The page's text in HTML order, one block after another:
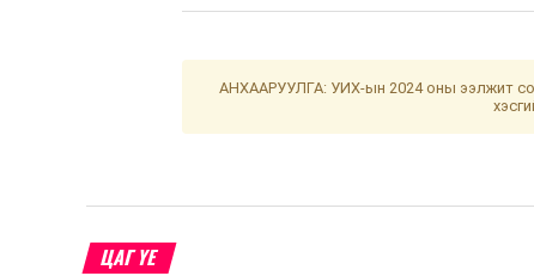
АНХААРУУЛГА: УИХ-ын 2024 оны ээлжит
ЦАГ ҮЕ